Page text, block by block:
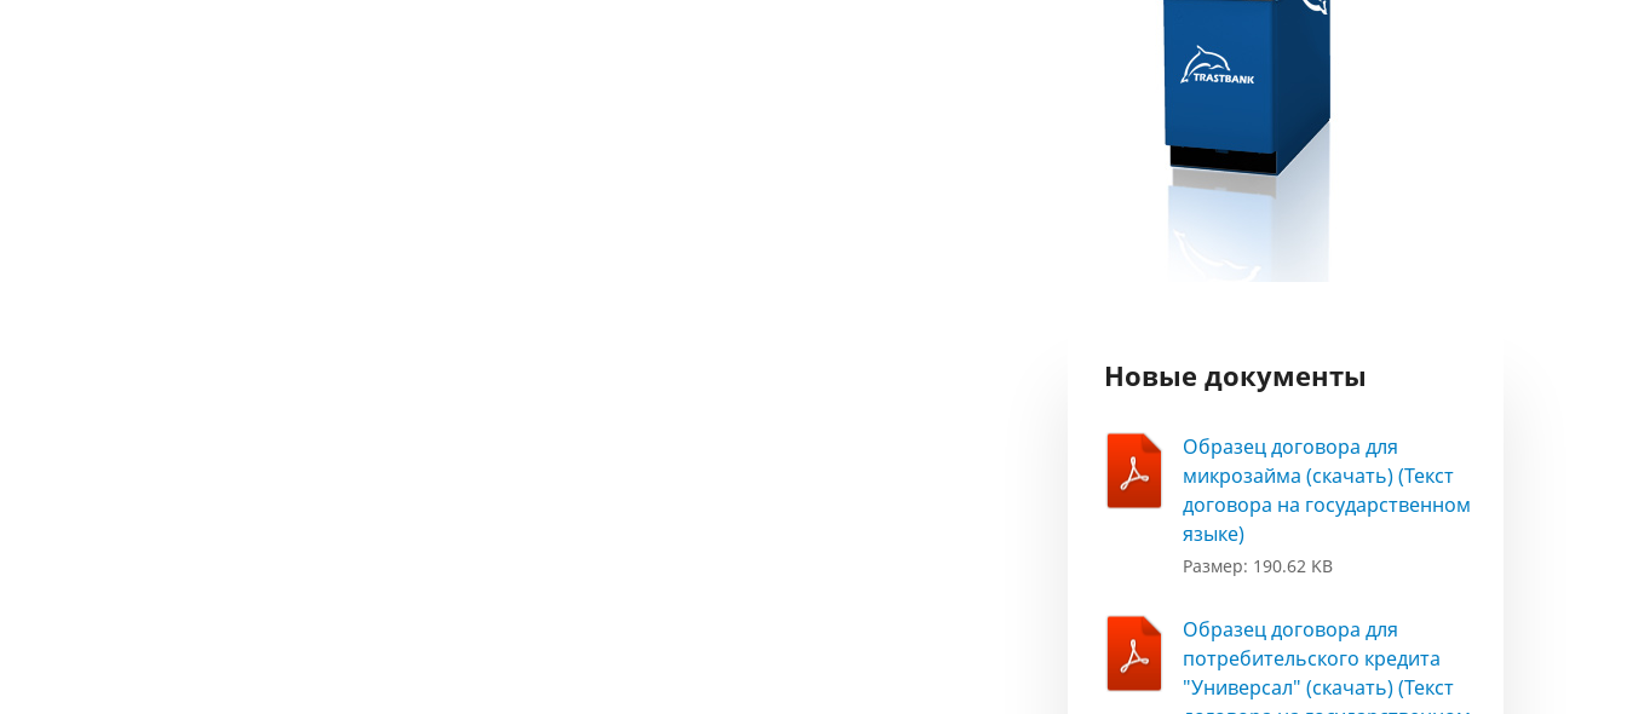
Новые документы
Образец договора для
микрозайма (скачать) (Текст
договора на государственном
языке)
Размер: 190.62 KB
Образец договора для
потребительского кредита
"Универсал" (скачать) (Текст